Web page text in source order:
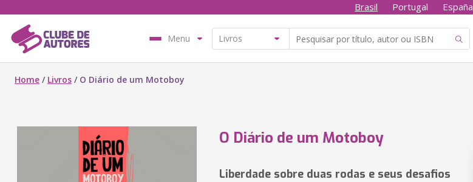
Brasil Portugal España
Menu
Home / Livros / O Diário de um Motoboy
O Diário de um Motoboy
Liberdade sobre duas rodas e seus desafios